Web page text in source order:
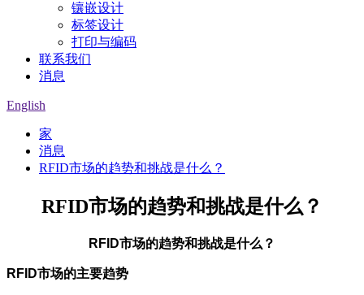
镶嵌设计
标签设计
打印与编码
联系我们
消息
English
家
消息
RFID市场的趋势和挑战是什么？
RFID市场的趋势和挑战是什么？
RFID市场的趋势和挑战是什么？
RFID市场的主要趋势